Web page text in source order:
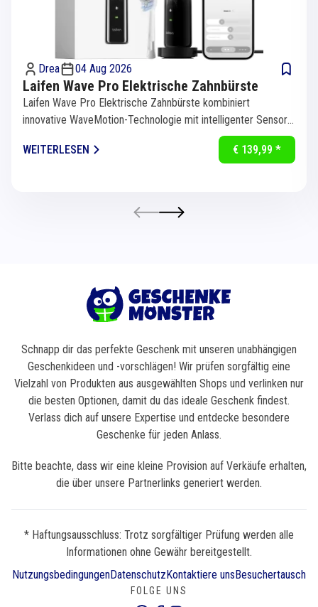
Drea 04 Aug 2026
Laifen Wave Pro Elektrische Zahnbürste
Laifen Wave Pro Elektrische Zahnbürste kombiniert
innovative WaveMotion-Technologie mit intelligenter Sensorik
WEITERLESEN
€ 139,99 *
Schnapp dir das perfekte Geschenk mit unseren unabhängigen
Geschenkideen und -vorschlägen! Wir prüfen sorgfältig eine
Vielzahl von Produkten aus ausgewählten Shops und verlinken nur
die besten Optionen, damit du das ideale Geschenk findest.
Verlass dich auf unsere Expertise und entdecke besondere
Geschenke für jeden Anlass.
Bitte beachte, dass wir eine kleine Provision auf Verkäufe erhalten,
die über unsere Partnerlinks generiert werden.
* Haftungsausschluss: Trotz sorgfältiger Prüfung werden alle
Informationen ohne Gewähr bereitgestellt.
NutzungsbedingungenDatenschutz Kontaktiere uns Besuchertausch
FOLGE UNS